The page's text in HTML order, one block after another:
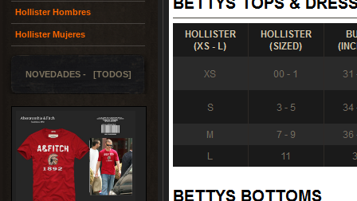
Hollister Hombres
Hollister Mujeres
NOVEDADES - [TODOS]